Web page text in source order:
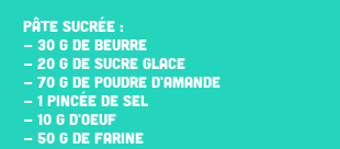
PÂTE SUCRÉE :
- 30 G DE BEURRE
- 20 G DE SUCRE GLACE
- 70 G DE POUDRE D'AMANDE
- 1 PINCÉE DE SEL
- 10 G D'OEUF
- 50 G DE FARINE